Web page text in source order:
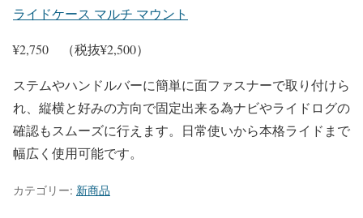
ライドケース マルチ マウント
¥2,750 （税抜¥2,500）
ステムやハンドルバーに簡単に面ファスナーで取り付けら
れ、縦横と好みの方向で固定出来る為ナビやライドログの
確認もスムーズに行えます。日常使いから本格ライドまで
幅広く使用可能です。
カテゴリー: 新商品